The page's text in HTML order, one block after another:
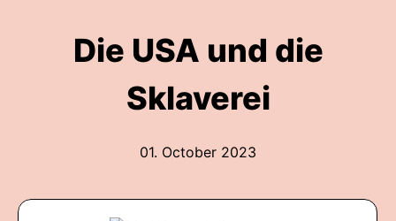
Die USA und die
Sklaverei
01. October 2023